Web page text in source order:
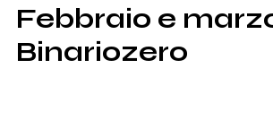
SHOP
RADIO
Febbraio e
Binariozero